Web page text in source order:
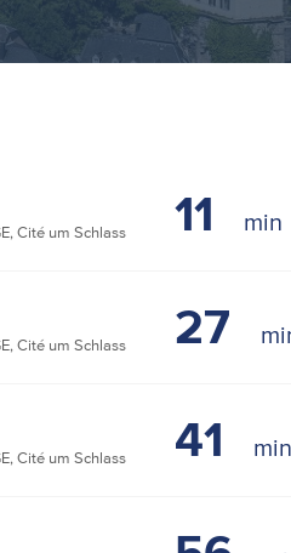
Cité um Schlass
11
Cité um Schlass
27
Cité um Schlass
41